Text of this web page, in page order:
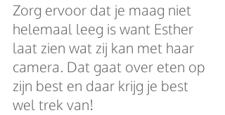
Zorg ervoor dat je maag niet
helemaal leeg is want Esther
laat zien wat zij kan met haar
camera. Dat gaat over eten op
zijn best en daar krijg je best
wel trek van!